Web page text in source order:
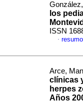
los
ISSN
·
Arce,
clínicas
herpes
Años